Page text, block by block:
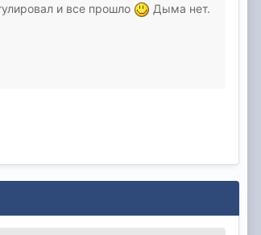
и все прошло
Дыма нет.